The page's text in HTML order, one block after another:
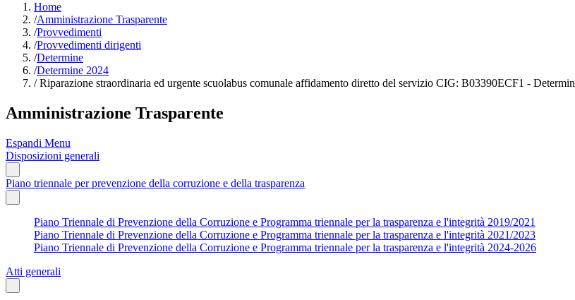
Home
/Amministrazione Trasparente
/Provvedimenti
/Provvedimenti dirigenti
/Determine
/Determine 2024
/Riparazione straordinaria ed urgente scuolabus comunale affidamento diretto del servizio CIG: B03390ECF1 -
Amministrazione Trasparente
Espandi Menu
Disposizioni generali
Piano triennale per prevenzione della corruzione e della trasparenza
Piano Triennale di Prevenzione della Corruzione e Programma triennale per la trasparenza e l'integrità 2019/2021
Piano Triennale di Prevenzione della Corruzione e Programma triennale per la trasparenza e l'integrità 2021/2023
Piano Triennale di Prevenzione della Corruzione e Programma triennale per la trasparenza e l'integrità 2024-2026
Atti generali